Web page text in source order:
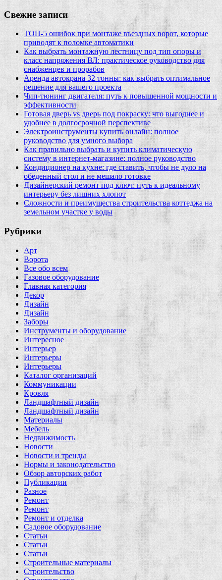
Свежие записи
ТОП-5 ошибок при монтаже въездных ворот, которые
приводят к поломке автоматики
Как выбрать монтажную лестницу под тип опоры и
класс напряжения ВЛ: практическое руководство для
снабженцев и прорабов
Аренда автокрана 32 тонны: как выбрать оптимальное
решение для вашего проекта
Чип‑тюнинг двигателя: путь к повышенной мощности и
эффективности
Готовая дверь vs дверь под покраску: что выгоднее и
удобнее в долгосрочной перспективе
Электроинструменты купить онлайн: полное
руководство для умного выбора
Как правильно выбрать и купить климатическую
систему в интернет‑магазине: полное руководство
Кондиционер на кухне: где ставить, чтобы не дуло на
обеденный стол и не мешало готовке
Дизайнерский ремонт под ключ: путь к идеальному
интерьеру без лишних хлопот
Сложности и преимущества строительства коттеджа на
земельном участке у воды
Рубрики
Арт
Ворота
Все обо всем
Газовое оборудование
Главная категория
Декор
Дизайн
Дизайн
Заборы
Инструменты и оборудование
Интересное
Интерьер
Интерьеры
Интерьеры
Каталог организаций
Коммуникации
Кровля
Ландшафтный дизайн
Ландшафтный дизайн
Материалы
Мебель
Недвижимость
Новости
Новости и тренды
Нормы и законодательство
Обзор авторских работ
Публикации
Разное
Ремонт
Ремонт
Ремонт и отделка
Садовое оборудование
Статьи
Статьи
Статьи
Строительные материалы
Строительство